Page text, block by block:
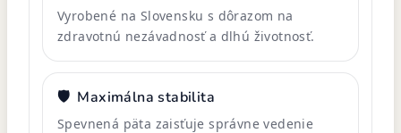
Vyrobené na Slovensku s dôrazom na
zdravotnú nezávadnosť a dlhú životnosť.
🛡️ Maximálna stabilita
Spevnená päta zaisťuje správne vedenie